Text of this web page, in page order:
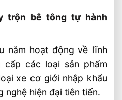
Có Đáng Đầu Tư?
Truck 1.5 Tấn Nâng
Kho Kệ Cao
Tấn Động Cơ Mitsubishi
trộn bê tông tự hành
năm hoạt động về lĩnh
cấp các loại sản phẩm
xe cơ giới nhập khẩu
nghệ hiện đại tiên tiến.